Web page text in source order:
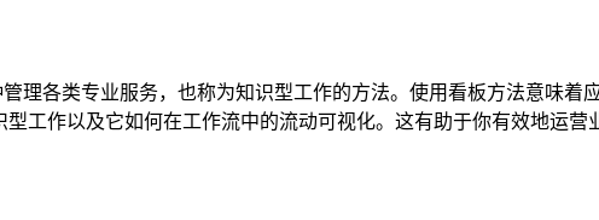
理各类专业服务，也称为知识型工作的方法。使用看板方法意味着
工作以及它如何在工作流中的流动可视化。这有助于你有效地运